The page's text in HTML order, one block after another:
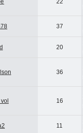
22
37
20
36
16
11